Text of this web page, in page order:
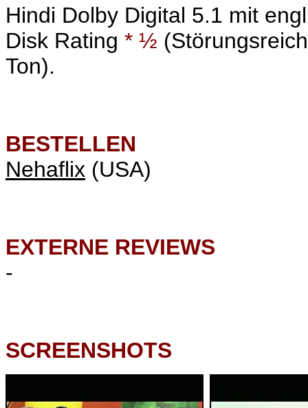
Hindi Dolby Digital 5.1 mit
Disk Rating * ½
Ton).
BESTELLEN
Nehaflix (USA)
EXTERNE REVIEWS
-
SCREENSHOTS